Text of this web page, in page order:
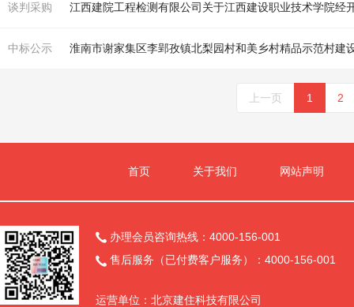
谈判采购
中标公示 淮南市谢家集区李郢孜镇北梨园村和美乡村精品示范村建
上一页 1 2
首页 关于我们 网站声明
 办理会员咨询热线：4000-156-001
 售后服务（已付费客户服务）：4000-156-001
运营单位：北京建住科技有限公司